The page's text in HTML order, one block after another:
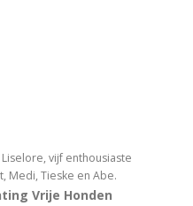
vijf enthousiaste
Medi, Tieske en Abe.
Vrije Honden